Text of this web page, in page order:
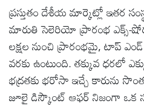
ప్రస్తుతం దేశీయ మార్కెట్లో ఇతర
మారుతి సెలెరియో ప్రారంభ ఎక్స్-
లక్షల నుంచి ప్రారంభమై, టాప్
వరకు ఉంటుంది. తక్కువ ధరలో
భద్రతకు భరోసా ఇచ్చే కారును
జూలై డిస్కౌంట్ ఆఫర్ నిజంగా ఒక